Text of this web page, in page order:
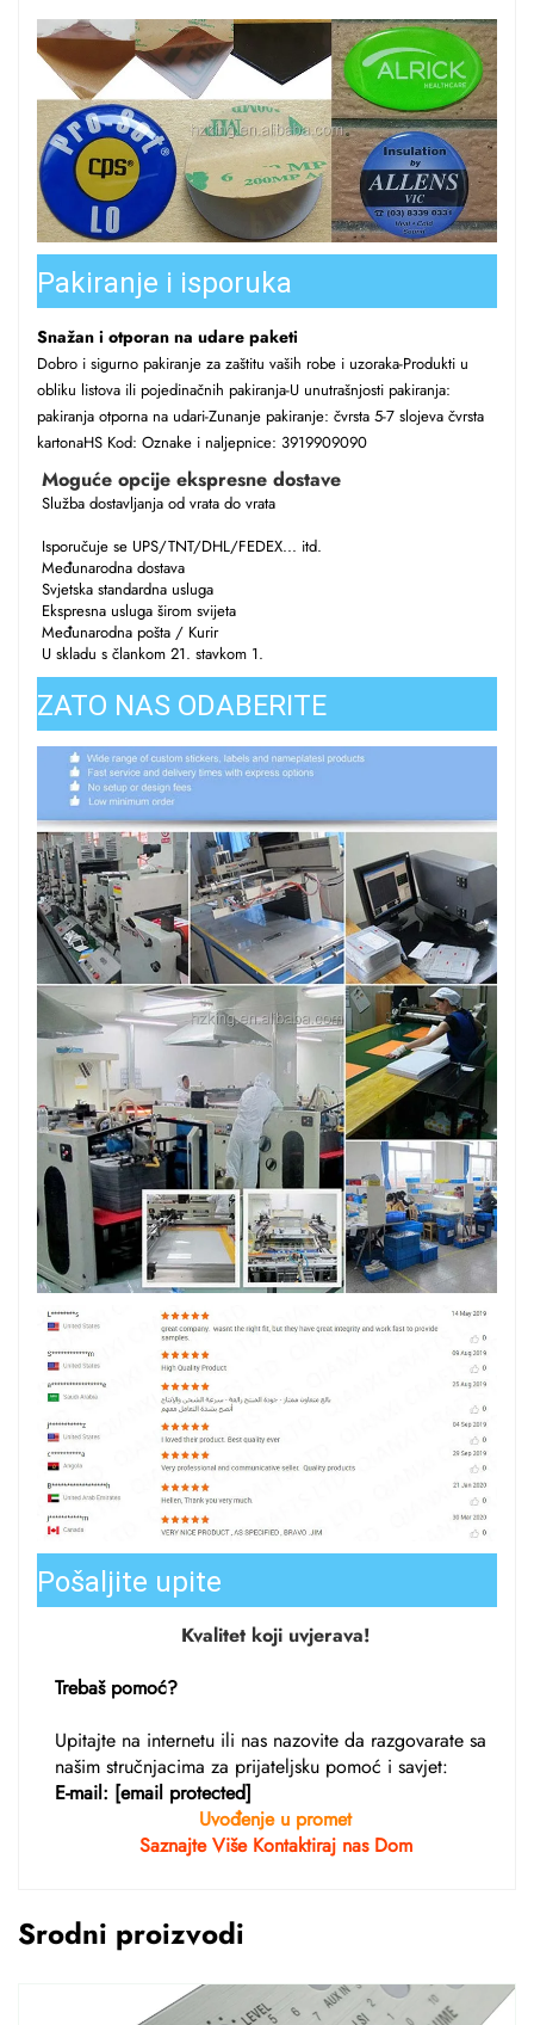
Pakiranje i isporuka
Snažan i otporan na udare paketi
Dobro i sigurno pakiranje za zaštitu vaših robe i uzoraka-Produkti u
obliku listova ili pojedinačnih pakiranja-U unutrašnjosti pakiranja:
pakiranja otporna na udari-Zunanje pakiranje: čvrsta 5-7 slojeva čvrsta
kartonaHS Kod: Oznake i naljepnice: 3919909090
Moguće opcije ekspresne dostave
Služba dostavljanja od vrata do vrata
Isporučuje se UPS/TNT/DHL/FEDEX... itd.
Međunarodna dostava
Svjetska standardna usluga
Ekspresna usluga širom svijeta
Međunarodna pošta / Kurir
U skladu s člankom 21. stavkom 1.
ZATO NAS ODABERITE
Pošaljite upite
Kvalitet koji uvjerava!
Trebaš pomoć?
Upitajte na internetu ili nas nazovite da razgovarate sa
našim stručnjacima za prijateljsku pomoć i savjet:
E-mail: [email protected]
Uvođenje u promet
Saznajte Više Kontaktiraj nas Dom
Srodni proizvodi